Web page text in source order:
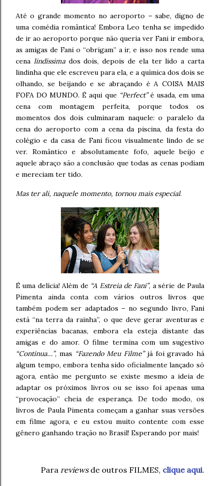
Até o grande momento no aeroporto – sabe, digno de
uma comédia romântica! Embora Leo tenha se impedido
de ir ao aeroporto porque não queria ver Fani ir embora,
as amigas de Fani o “obrigam” a ir, e isso nos rende uma
cena lindíssimados dois, depois de ela ter lido a carta
lindinha que ele escreveu para ela, e a química dos dois se
olhando, se beijando e se abraçando é A COISA MAIS
FOFA DO MUNDO. É aqui que “Perfect”é usada, em uma
cena com montagem perfeita, porque todos os
momentos dos dois culminaram naquele: o paralelo da
cena do aeroporto com a cena da piscina, da festa do
colégio e da casa de Fani ficou visualmente lindo de se
ver. Romântico e absolutamente fofo, aquele beijo e
aquele abraço são a conclusão que todas as cenas podiam
e mereciam ter tido.
Mas ter ali, naquele momento, tornou mais especial.
É uma delícia! Além de “A Estreia de Fani”, a série de Paula
Pimenta ainda conta com vários outros livros que
também podem ser adaptados – no segundo livro, Fani
está “na terra da rainha”, o que deve gerar aventuras e
experiências bacanas, embora ela esteja distante das
amigas e do amor. O filme termina com um sugestivo
“Continua…”, mas “Fazendo Meu Filme”já foi gravado há
algum tempo, embora tenha sido oficialmente lançado só
agora, então me pergunto se existe mesmo a ideia de
adaptar os próximos livros ou se isso foi apenas uma
“provocação” cheia de esperança. De todo modo, os
livros de Paula Pimenta começam a ganhar suas versões
em filme agora, e eu estou muito contente com esse
gênero ganhando tração no Brasil! Esperando por mais!
Para reviewsde outros FILMES, clique aqui.